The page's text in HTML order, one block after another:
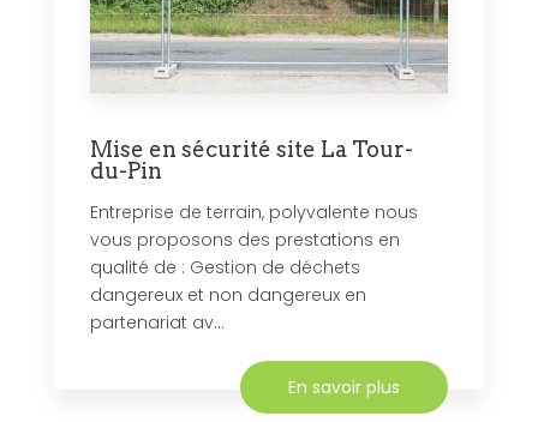
Mise en sécurité site La Tour-
du-Pin
Entreprise de terrain, polyvalente nous
vous proposons des prestations en
qualité de : Gestion de déchets
dangereux et non dangereux en
partenariat av...
En savoir plus